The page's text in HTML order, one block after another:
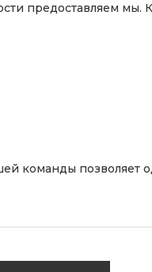
предоставляем мы.
команды позволяет